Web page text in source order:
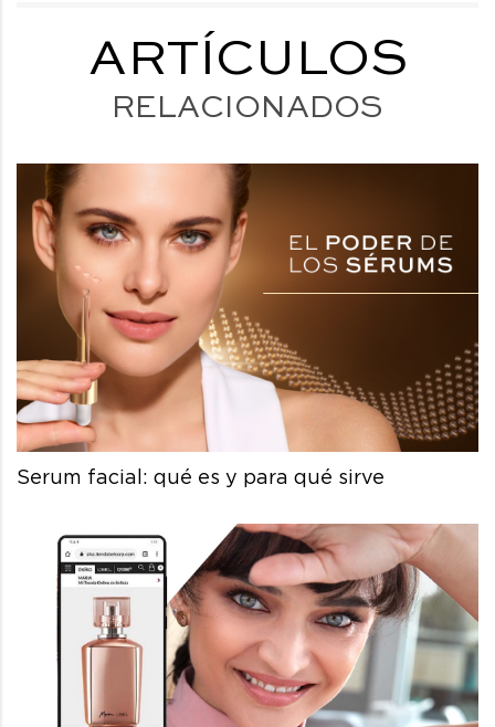
ARTÍCULOS
RELACIONADOS
Serum facial: qué es y para qué sirve